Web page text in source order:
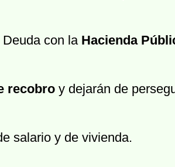
con la Hacienda
recobroy dejarán de
salario y de vivienda.